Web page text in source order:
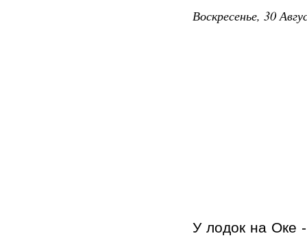
Воскресенье, 30
У лодок на Оке